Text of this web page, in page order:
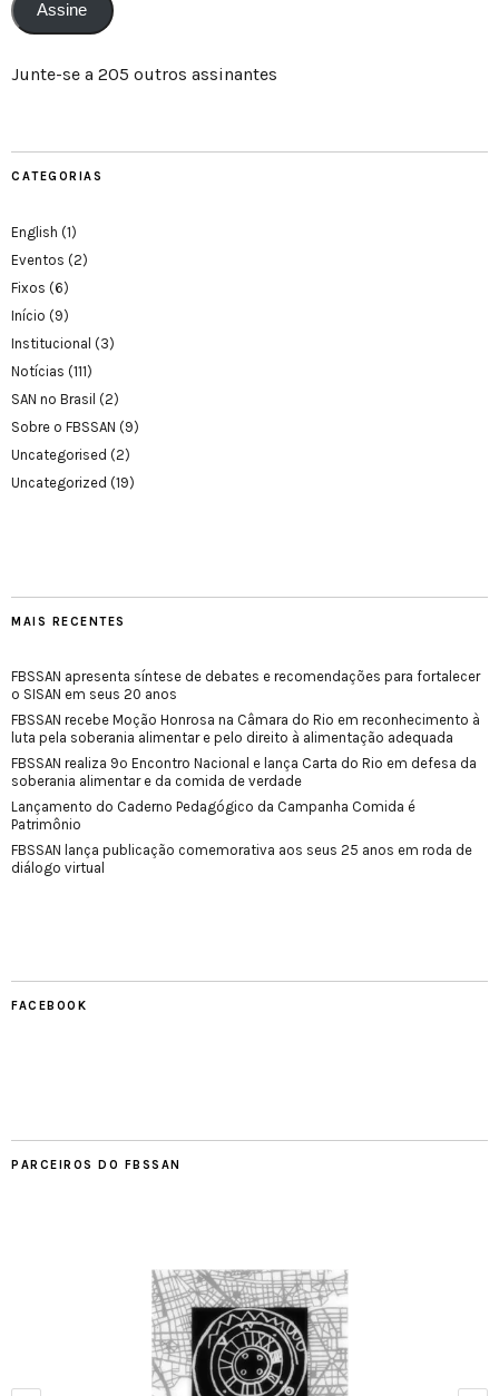
Assine
Junte-se a 205 outros assinantes
CATEGORIAS
English (1)
Eventos (2)
Fixos (6)
Início (9)
Institucional (3)
Notícias (111)
SAN no Brasil (2)
Sobre o FBSSAN (9)
Uncategorised (2)
Uncategorized (19)
MAIS RECENTES
FBSSAN apresenta síntese de debates e recomendações para fortalecer
o SISAN em seus 20 anos
FBSSAN recebe Moção Honrosa na Câmara do Rio em reconhecimento à
luta pela soberania alimentar e pelo direito à alimentação adequada
FBSSAN realiza 9º Encontro Nacional e lança Carta do Rio em defesa da
soberania alimentar e da comida de verdade
Lançamento do Caderno Pedagógico da Campanha Comida é
Patrimônio
FBSSAN lança publicação comemorativa aos seus 25 anos em roda de
diálogo virtual
FACEBOOK
PARCEIROS DO FBSSAN